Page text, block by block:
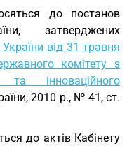
до постанов
затверджених
від 31 травня
комітету з
та інноваційного
2010 р., № 41, ст.
до актів Кабінету